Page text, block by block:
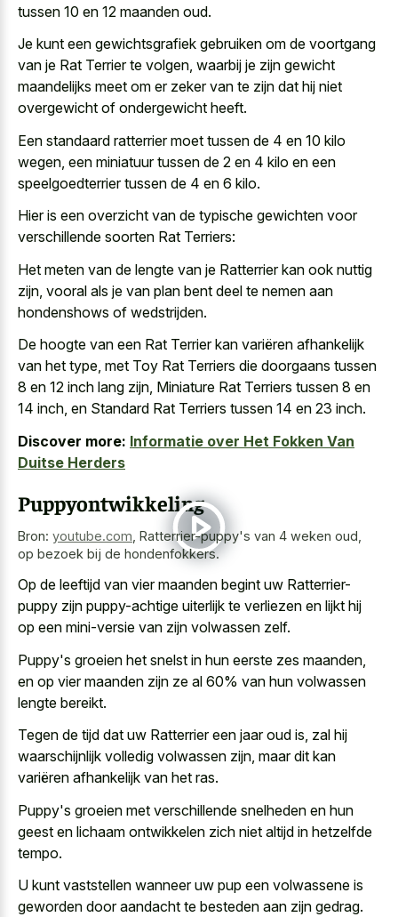
tussen 10 en 12 maanden oud.
Je kunt een gewichtsgrafiek gebruiken om de voortgang
van je Rat Terrier te volgen, waarbij je zijn gewicht
maandelijks meet om er zeker van te zijn dat hij niet
overgewicht of ondergewicht heeft.
Een standaard ratterrier moet tussen de 4 en 10 kilo
wegen, een miniatuur tussen de 2 en 4 kilo en een
speelgoedterrier tussen de 4 en 6 kilo.
Hier is een overzicht van de typische gewichten voor
verschillende soorten Rat Terriers:
Het meten van de lengte van je Ratterrier kan ook nuttig
zijn, vooral als je van plan bent deel te nemen aan
hondenshows of wedstrijden.
De hoogte van een Rat Terrier kan variëren afhankelijk
van het type, met Toy Rat Terriers die doorgaans tussen
8 en 12 inch lang zijn, Miniature Rat Terriers tussen 8 en
14 inch, en Standard Rat Terriers tussen 14 en 23 inch.
Discover more: Informatie over Het Fokken Van
Duitse Herders
Puppyontwikkeling
Bron: youtube.com Ratterrier-puppy's van 4 weken oud,
op bezoek bij de hondenfokkers.
Op de leeftijd van vier maanden begint uw Ratterrier-
puppy zijn puppy-achtige uiterlijk te verliezen en lijkt hij
op een mini-versie van zijn volwassen zelf.
Puppy's groeien het snelst in hun eerste zes maanden,
en op vier maanden zijn ze al 60% van hun volwassen
lengte bereikt.
Tegen de tijd dat uw Ratterrier een jaar oud is, zal hij
waarschijnlijk volledig volwassen zijn, maar dit kan
variëren afhankelijk van het ras.
Puppy's groeien met verschillende snelheden en hun
geest en lichaam ontwikkelen zich niet altijd in hetzelfde
tempo.
U kunt vaststellen wanneer uw pup een volwassene is
geworden door aandacht te besteden aan zijn gedrag.